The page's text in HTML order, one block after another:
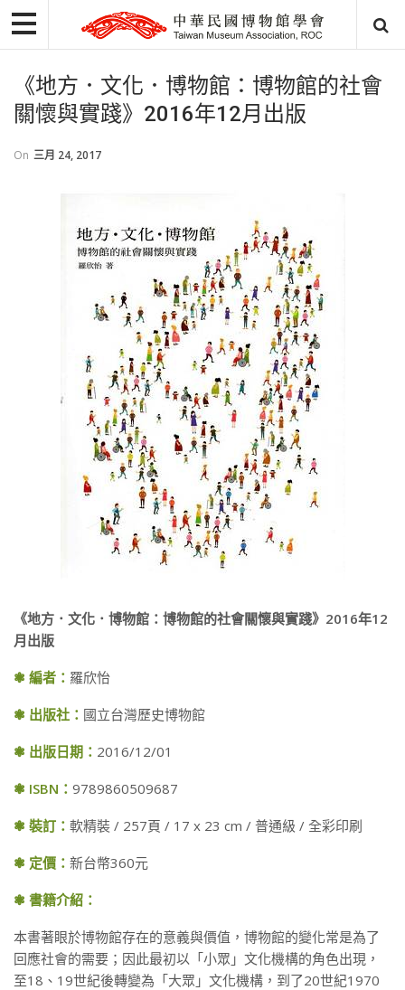
《地方．文化．博物館：博物館的社會
關懷與實踐》2016年12月出版
On 三月 24, 2017
《地方．文化．博物館：博物館的社會關懷與實踐》2016年12
月出版
❃ 編者： 羅欣怡
❃ 出版社： 國立台灣歷史博物館
❃ 出版日期： 2016/12/01
❃ ISBN： 9789860509687
❃ 裝訂： 軟精裝 / 257頁 / 17 x 23 cm / 普通級 / 全彩印刷
❃ 定價： 新台幣360元
❃ 書籍介紹：
本書著眼於博物館存在的意義與價值，博物館的變化常是為了
回應社會的需要；因此最初以「小眾」文化機構的角色出現，
至18、19世紀後轉變為「大眾」文化機構，到了20世紀1970